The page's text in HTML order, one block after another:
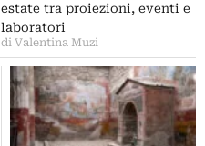
estate tra proiezioni, eventi e
laboratori
di Valentina Muzi